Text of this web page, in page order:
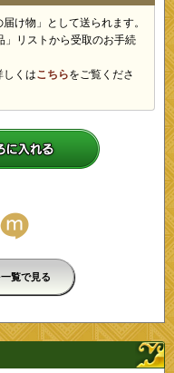
け物」として送られます。
」リストから受取のお手続
しくはこちらをご覧くださ
覧で見る